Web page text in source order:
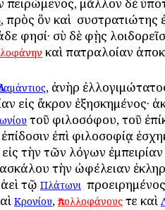
, πρὸς ὃν καὶ ὁ συστρατιώτης
φησί· σὺ δὲ φῂς
καὶ πατραλοίαν
, ἀνὴρ
εἰς ἄκρον ἐξησκημένος·
τοῦ φιλοσόφου, τοῦ
ἐπὶ φιλοσοφίᾳ
εἰς τὴν τῶν λόγων
τὴν ὠφέλειαν
τῷ Πλάτωνι ὁ
Κρονίου, Ἀπολλοφάνους τε καὶ